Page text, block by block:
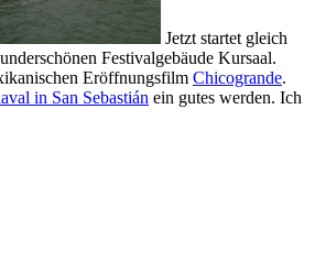
Jetzt startet gleich
Festivalgebäude Kursaal.
Eröffnungsfilm Chicogrande.
in San Sebastián ein gutes werden. Ich